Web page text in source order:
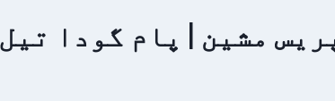
مشین | پام گودا تیل